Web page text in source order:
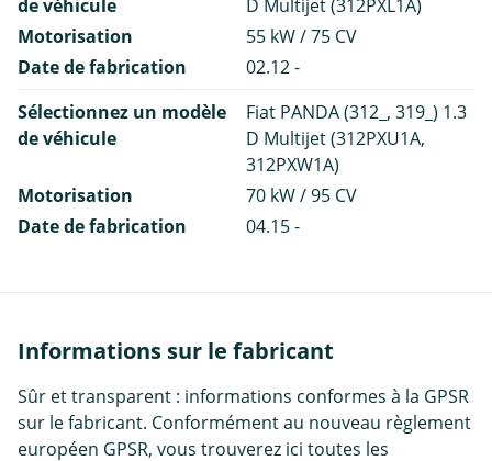
de véhicule
D Multijet (312PXL1A)
Motorisation
55 kW / 75 CV
Date de fabrication
02.12 -
Sélectionnez un modèle
de véhicule
Fiat PANDA (312_, 319_) 1.3
D Multijet (312PXU1A,
312PXW1A)
Motorisation
70 kW / 95 CV
Date de fabrication
04.15 -
Informations sur le fabricant
Sûr et transparent : informations conformes à la GPSR
sur le fabricant. Conformément au nouveau règlement
européen GPSR, vous trouverez ici toutes les